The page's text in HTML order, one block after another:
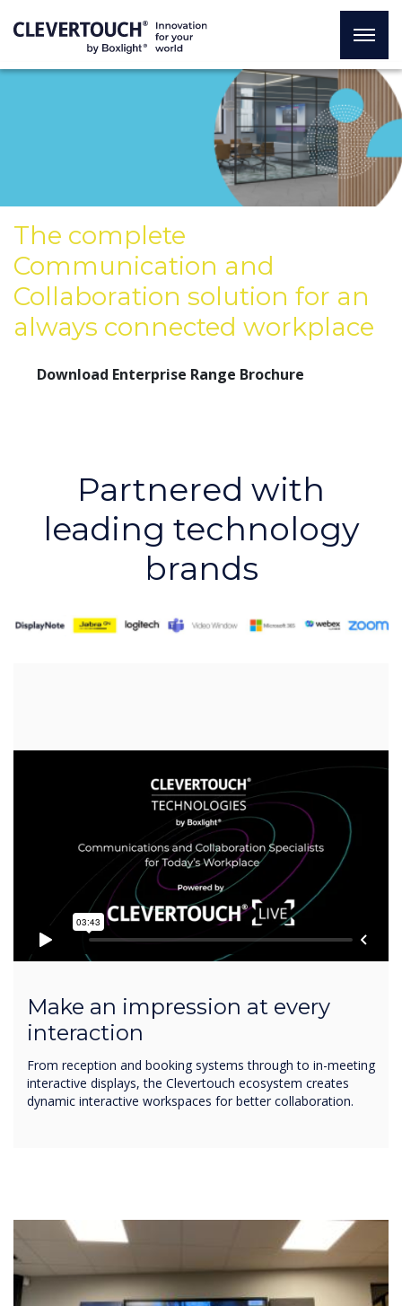
The complete
Communication and
Collaboration solution for an
always connected workplace
Download Enterprise Range Brochure
Partnered with
leading technology
brands
Make an impression at every
interaction
From reception and booking systems through to in-meeting
interactive displays, the Clevertouch ecosystem creates
dynamic interactive workspaces for better collaboration.